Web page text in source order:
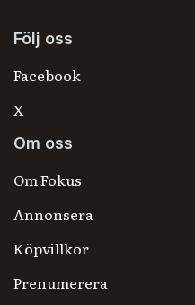
Följ oss
Facebook
X
Om oss
Om Fokus
Annonsera
Köpvillkor
Prenumerera